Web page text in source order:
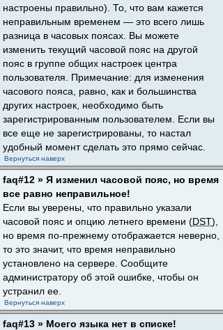
настроены правильно). То, что вам кажется
неправильным временем — это всего лишь
разница в часовых поясах. Вы можете
изменить текущий часовой пояс на другой
пояс в группе общих настроек центра
пользователя. Примечание: для изменения
часового пояса, равно, как и большинства
других настроек, необходимо быть
зарегистрированным пользователем. Если вы
все еще не зарегистрированы, то настал
удобный момент сделать это прямо сейчас.
Вернуться наверх
faq#12 » Я изменил часовой пояс, но время
все равно неправильное!
Если вы уверены, что правильно указали
часовой пояс и опцию летнего времени (DST),
но время по-прежнему отображается неверно,
то это значит, что время неправильно
установлено на сервере. Сообщите
администратору об этой ошибке, чтобы он
устранил ее.
Вернуться наверх
faq#13 » Моего языка нет в списке!